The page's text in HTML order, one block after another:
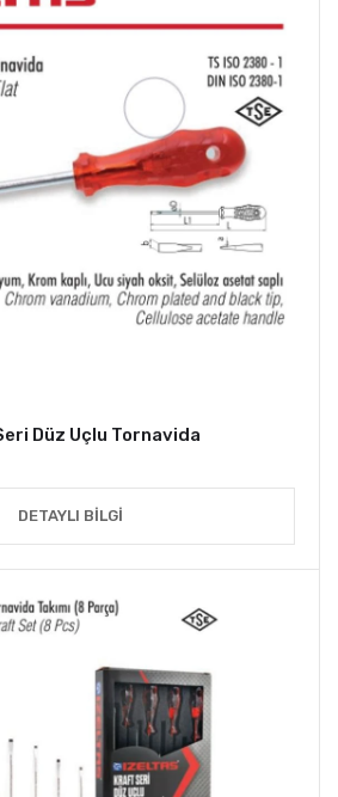
Düz Uçlu Tornavida
DETAYLI BILGI